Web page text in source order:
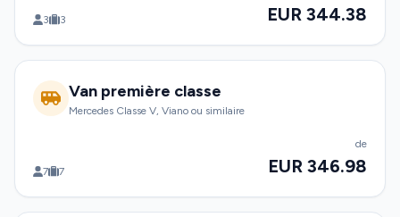
3 3 EUR 344.38
Van première classe
Mercedes Classe V, Viano ou similaire
7 7
de
EUR 346.98